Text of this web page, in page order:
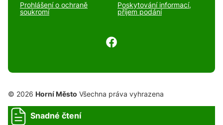
Prohlášení o ochraně
soukromí
Poskytování informací,
příjem podání
© 2026 Horní Město Všechna práva vyhrazena
Snadné čtení